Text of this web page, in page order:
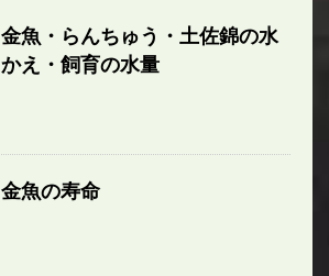
金魚・らんちゅう・土佐錦の水
かえ・飼育の水量
金魚の寿命